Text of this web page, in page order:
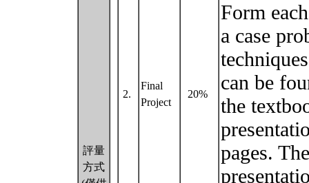
評量
方式
2.
Final
Project
20%
Form
a case
can be
the
pages.